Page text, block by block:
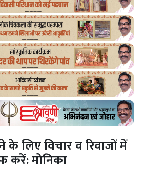
लिए विचार व रिवाजों में
करें: मोनिका